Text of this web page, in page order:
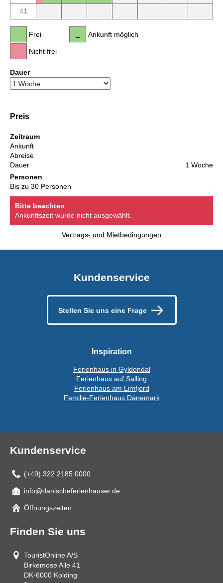
41
Frei
Nicht frei
Ankunft möglich
Dauer
Preis
Zeitraum
Ankunft
Abreise
Dauer
1 Woche
Personen
Bis zu 30 Personen
Bitte beachten
Ankunftszeit wurde nicht ausgewählt.
Vertrags- und Mietbedingungen
Kundenservice
Stellen Sie uns eine Frage
Inspiration
Ferienhaus in Gyldendal
Ferienhaus auf Salling
Ferienhaus am Limfjord
Familie-Ferienhaus Dänemark
Kundenservice
(+49) 322 2185 0000
Mail
info@danischeferienhauser.de
Öffnungszeiten
Finden Sie uns
TouristOnline A/S
Birkemose Alle 41
DK-6000 Kolding